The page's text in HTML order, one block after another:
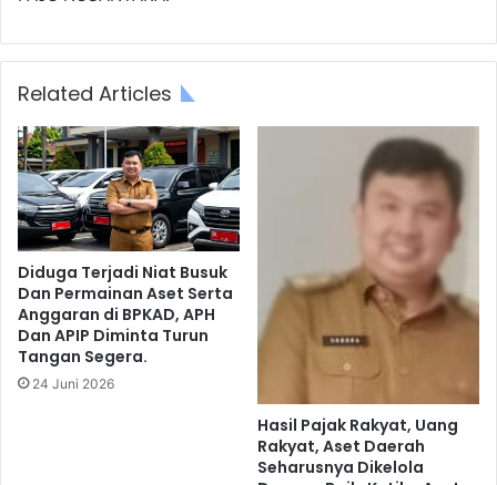
Related Articles
Diduga Terjadi Niat Busuk
Dan Permainan Aset Serta
Anggaran di BPKAD, APH
Dan APIP Diminta Turun
Tangan Segera.
24 Juni 2026
Hasil Pajak Rakyat, Uang
Rakyat, Aset Daerah
Seharusnya Dikelola